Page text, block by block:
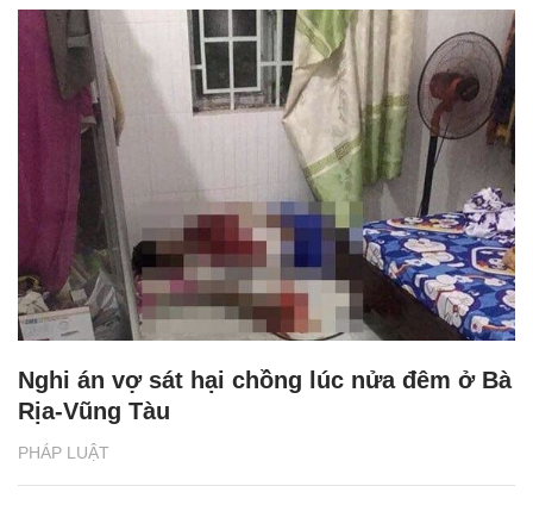
PHÁP LUẬT
Nghi án vợ sát hại chồng lúc nửa đêm ở Bà
Rịa-Vũng Tàu